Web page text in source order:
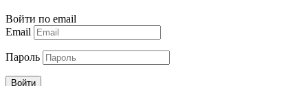
Войти по email
Email
Пароль
Войти